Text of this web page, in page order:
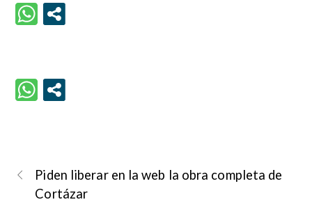
Piden liberar en la web la obra completa de
Cortázar